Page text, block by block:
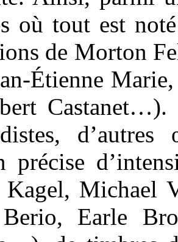
où tout est
de Morton
Étienne
précise
Michael
Earle